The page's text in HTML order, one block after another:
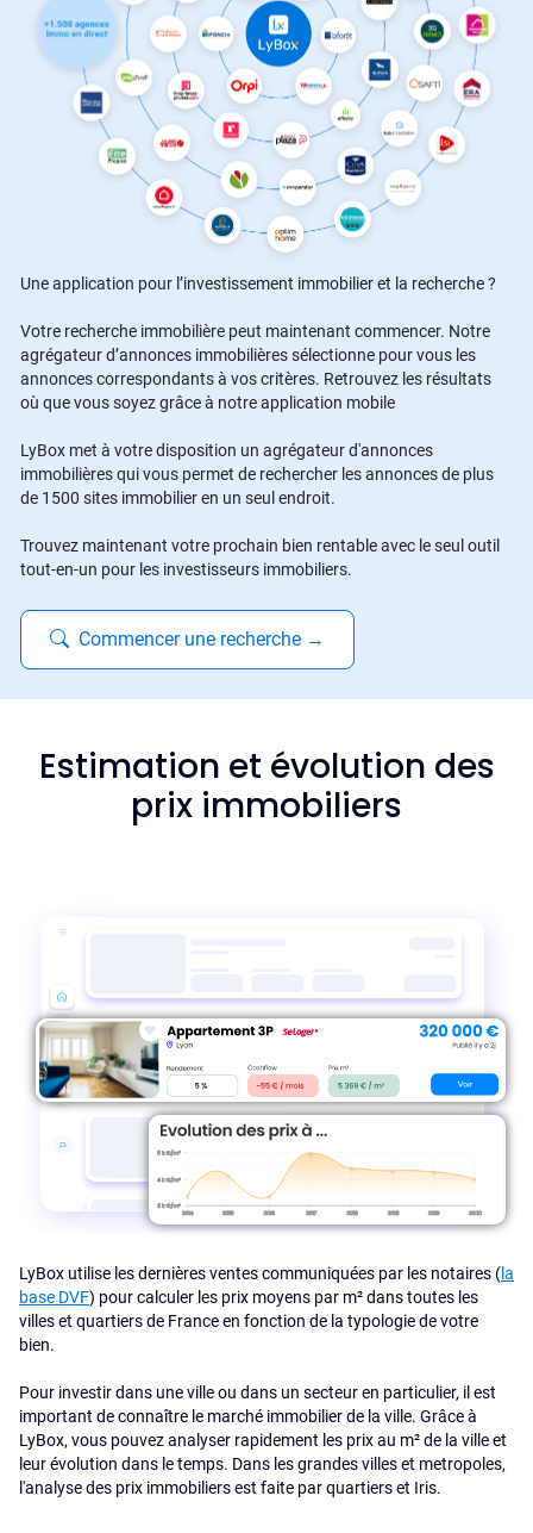
Une application pour l’investissement immobilier et la recherche ?
Votre recherche immobilière peut maintenant commencer. Notre
agrégateur d’annonces immobilières sélectionne pour vous les
annonces correspondants à vos critères. Retrouvez les résultats
où que vous soyez grâce à notre application mobile
LyBox met à votre disposition un agrégateur d'annonces
immobilières qui vous permet de rechercher les annonces de plus
de 1500 sites immobilier en un seul endroit.
Trouvez maintenant votre prochain bien rentable avec le seul outil
tout-en-un pour les investisseurs immobiliers.
Commencer une recherche →
Estimation et évolution des
prix immobiliers
LyBox utilise les dernières ventes communiquées par les notaires (la
base DVF) pour calculer les prix moyens par m² dans toutes les
villes et quartiers de France en fonction de la typologie de votre
bien.
Pour investir dans une ville ou dans un secteur en particulier, il est
important de connaître le marché immobilier de la ville. Grâce à
LyBox, vous pouvez analyser rapidement les prix au m² de la ville et
leur évolution dans le temps. Dans les grandes villes et metropoles,
l'analyse des prix immobiliers est faite par quartiers et Iris.